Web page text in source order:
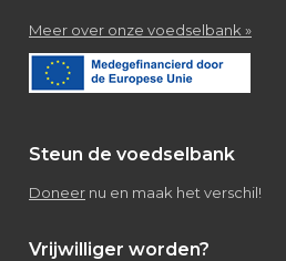
Meer over onze voedselbank »about
Steun de voedselbank
Doneer nu en maak het verschil!
Vrijwilliger worden?